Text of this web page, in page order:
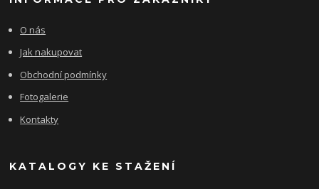
O nás
Jak nakupovat
Obchodní podmínky
Fotogalerie
Kontakty
KATALOGY KE STAŽENÍ